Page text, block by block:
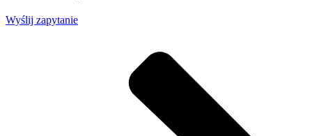
Wyślij zapytanie